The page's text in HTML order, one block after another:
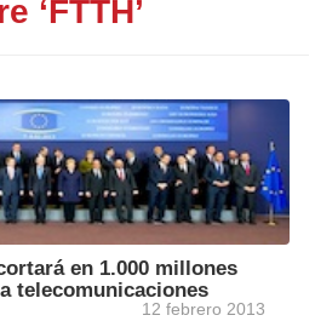
‘FTTH’
en 1.000 millones
telecomunicaciones
12 febrero 2013